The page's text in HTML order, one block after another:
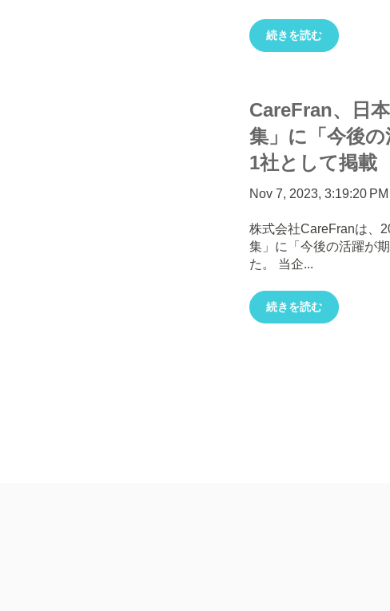
続きを読む
CareFran、日
集」に「今後
1社として掲載
Nov 7, 2023, 3:19:20 PM
株式会社CareFranは、
集」に「今後の活躍が
た。 当企...
続きを読む